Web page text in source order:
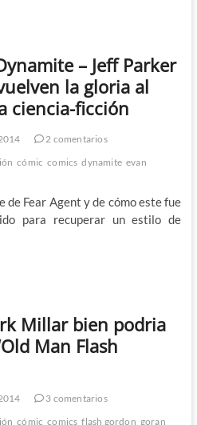
– Jeff Parker
la gloria al
ciencia-ficción
2 comentarios
cómic comics dynamite evan
de Fear Agent y de cómo este fue
para recuperar un estilo de
Millar bien podria
Man Flash
3 comentarios
cómic comics flash gordon goran